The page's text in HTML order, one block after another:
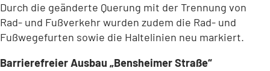
Durch die geänderte Querung mit der Trennung von
Rad- und Fußverkehr wurden zudem die Rad- und
Fußwegefurten sowie die Haltelinien neu markiert.
Barrierefreier Ausbau „Bensheimer Straße“